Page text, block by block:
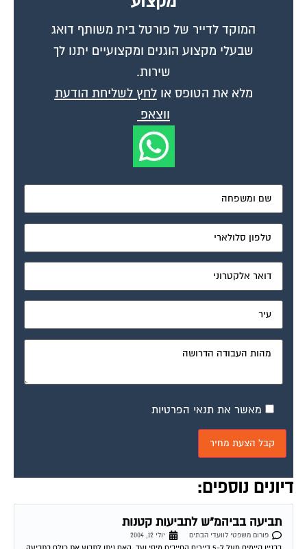
המוקד לדייר של פורטל בית משותף דואג
שבעלי מקצוע הוגנים ומקצועיים יתנו לך
שירות.
מלא את הטופס אולחץ לשליחת הודעת
ווצאפ
מאשר את תנאי הפרטיות
דיונים נוספים:
תביעה בביהמ"ש לתביעות קטנות
פורום משפטי לוועדי הבתים
יולי 12, 2004